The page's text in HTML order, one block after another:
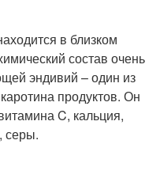
в близком
состав очень
эндивий – один из
продуктов. Он
C, кальция,
серы.